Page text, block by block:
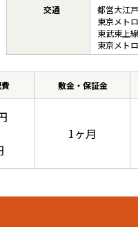
交通
都営大江
東京メト
東武東上線
東京メト
敷金・保証金
1ヶ月